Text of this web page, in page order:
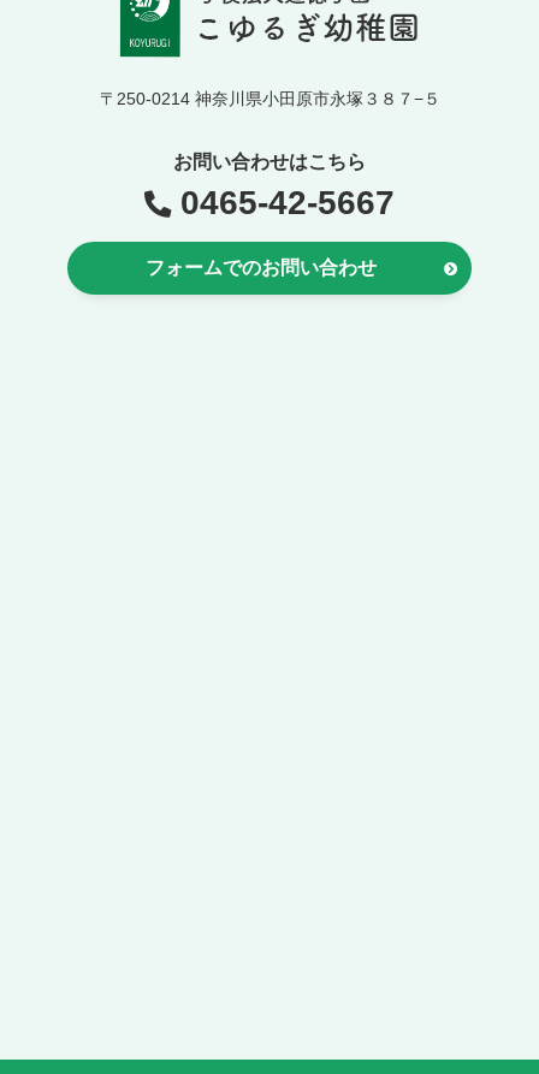
〒250-0214 神奈川県小田原市永塚３８７−５
お問い合わせはこちら
0465-42-5667
フォームでのお問い合わせ